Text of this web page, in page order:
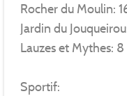
Rocher du Moulin:
Jardin du
Lauzes et Mythes:
Sportif: